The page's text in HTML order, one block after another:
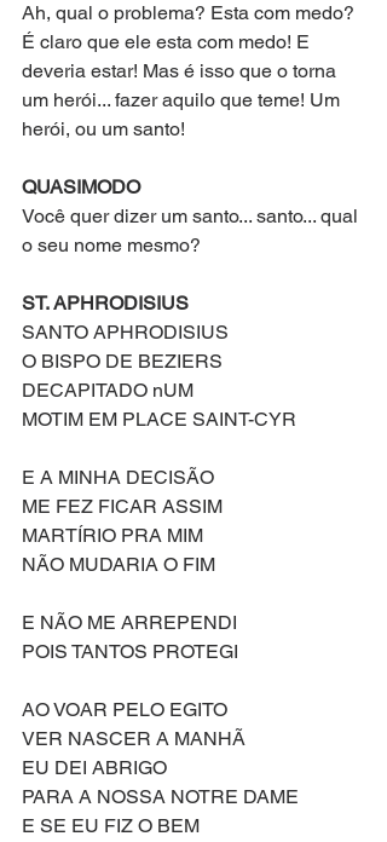
Ah, qual o problema? Esta com medo?
É claro que ele esta com medo! E
deveria estar! Mas é isso que o torna
um herói... fazer aquilo que teme! Um
herói, ou um santo!
QUASIMODO
Você quer dizer um santo... santo... qual
o seu nome mesmo?
ST. APHRODISIUS
SANTO APHRODISIUS
O BISPO DE BEZIERS
DECAPITADO nUM
MOTIM EM PLACE SAINT-CYR
E A MINHA DECISÃO
ME FEZ FICAR ASSIM
MARTÍRIO PRA MIM
NÃO MUDARIA O FIM
E NÃO ME ARREPENDI
POIS TANTOS PROTEGI
AO VOAR PELO EGITO
VER NASCER A MANHÃ
EU DEI ABRIGO
PARA A NOSSA NOTRE DAME
E SE EU FIZ O BEM